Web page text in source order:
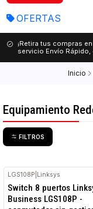
OFERTAS
¡Retira tus compras
servicio Envío
Inicio
Equipamiento
FILTROS
LGS108P Linksys
Switch 8 puertos
Business LGS108P -